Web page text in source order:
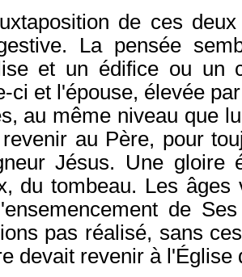
de ces
La pensée
et un édifice ou un
ci et l'épouse, élevée
au même niveau que
revenir au Père, pour
Jésus. Une gloire
du tombeau. Les
de
pas réalisé, sans
devait revenir à l'Église